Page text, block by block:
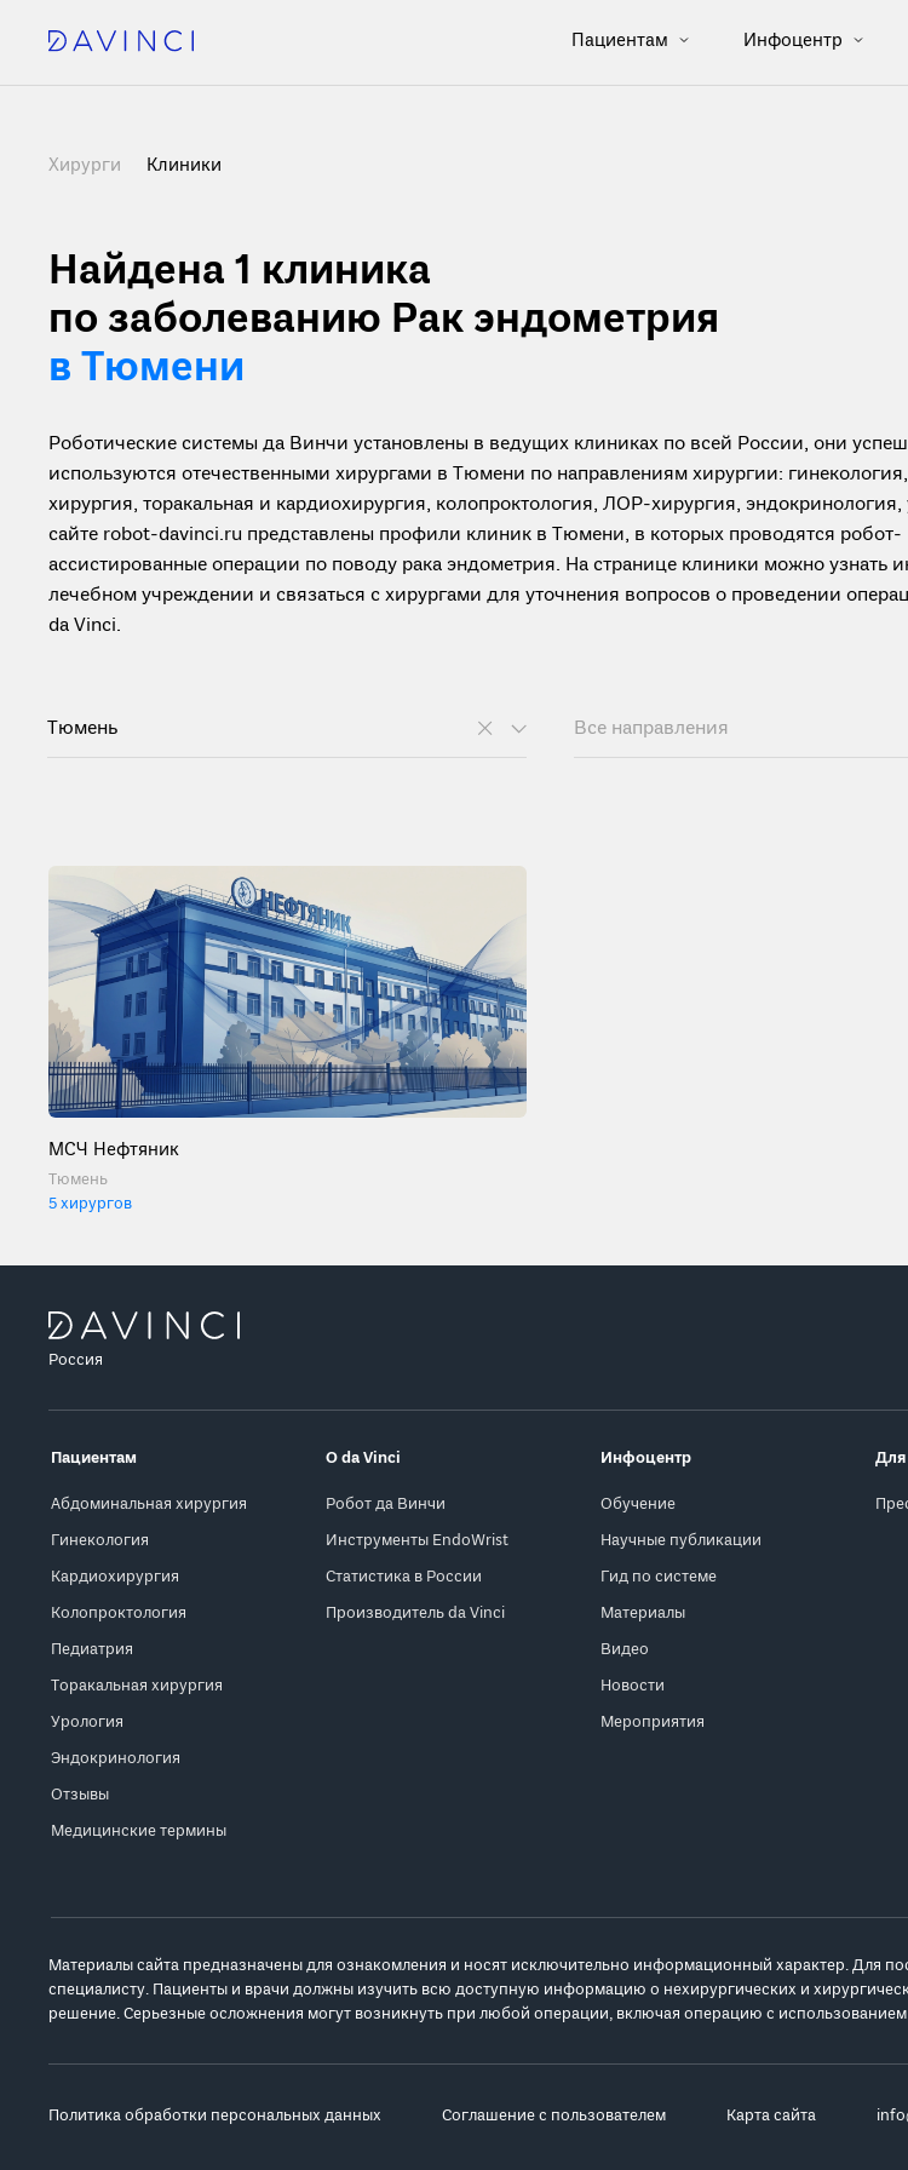
Пациентам Инфоцентр
Хирурги Клиники
Найдена 1 клиника
по заболеванию Рак эндометрия
в Тюмени
Роботические системы да Винчи установлены в ведущих клиниках по всей России, они
используются отечественными хирургами в Тюмени по направлениям хирургии:
хирургия, торакальная и кардиохирургия, колопроктология, ЛОР-хирургия,
сайте robot-davinci.ru представлены профили клиник в Тюмени, в которых проводятся робот-
ассистированные операции по поводу рака эндометрия. На странице клиники можно узнать
лечебном учреждении и связаться с хирургами для уточнения вопросов о проведении
da Vinci.
Тюмень Все направления
МСЧ Нефтяник
Тюмень
5 хирургов
Россия
Пациентам
Абдоминальная хирургия
Гинекология
Кардиохирургия
Колопроктология
Педиатрия
Торакальная хирургия
Урология
Эндокринология
Отзывы
Медицинские термины
О da Vinci
Робот да Винчи
Инструменты EndoWrist
Статистика в России
Производитель da Vinci
Инфоцентр
Обучение
Научные публикации
Гид по системе
Материалы
Видео
Новости
Мероприятия
Для
Материалы сайта предназначены для ознакомления и носят исключительно информационный характер. Для
специалисту. Пациенты и врачи должны изучить всю доступную информацию о нехирургических и
решение. Серьезные осложнения могут возникнуть при любой операции, включая операцию с
Политика обработки персональных данных Соглашение с пользователем Карта сайта